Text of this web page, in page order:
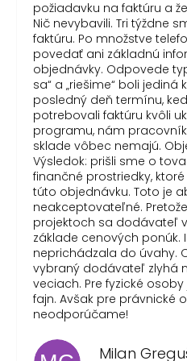
požiadavku na faktúru a
Nič nevybavili. Tri týždne
faktúru. Po množstve
povedať ani základnú
objednávky. Odpovede
sa“ a „riešime“ boli jediná
posledný deň termínu,
potrebovali faktúru kvôli
programu, nám
sklade vôbec nemajú.
Výsledok: prišli sme o
finančné prostriedky,
túto objednávku. Toto je
neakceptovateľné.
projektoch sa dodávateľ
základe cenových ponúk.
neprichádzala do úvahy.
vybraný dodávateľ zlyhá
veciach. Pre fyzické
fajn. Avšak pre právnické
neodporúčame!
Milan